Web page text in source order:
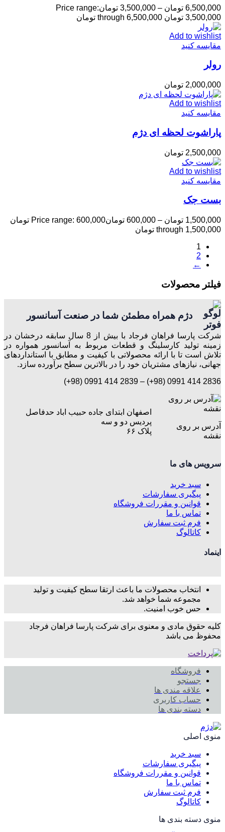
6,500,000 تومان –
3,500,000 تومانPrice range:
3,500,000 تومان through 6,500,000 تومان
Add to wishlist
مقایسه کنید
رولر
2,000,000 تومان
Add to wishlist
مقایسه کنید
پاراشوت لحظه ای دژم
2,500,000 تومان
Add to wishlist
مقایسه کنید
بست جک
1,500,000 تومان –
600,000 تومان
Price range: 600,000 تومان
through 1,500,000 تومان
1
2
←
فیلتر محصولات
دژم همراه مطمئن شما در صنعت آسانسور
شرکت پارسا فراهان فرجاد با بیش از 8 سال سابقه درخشان در
زمینه تولید کارسلینگ و قطعات مربوط به آسانسور همواره در
تلاش است تا با ارائه محصولاتی با کیفیت و مطابق با استانداردهای
جهانی، نیازهای مشتریان خود را در بالاترین سطح برآورده سازد.
– (+98) 0991 414 2836
(+98) 0991 414 2839
آدرس بر روی
نقشه
اصفهان ابتدای جاده حبیب اباد حدفاصل
پردیس دو و سه
پلاک ۶۶
سرویس های ما
سبد خرید
پیگیری سفارشات
قوانین و مقررات فروشگاه
تماس با ما
فرم ثبت سفارش
کاتالوگ
اینماد
انتخاب محصولات ما باعث ارتقا سطح کیفیت و تولید
مجموعه شما خواهد شد.
حس خوب امنیت.
کلیه حقوق مادی و معنوی برای شرکت پارسا فراهان فرجاد
محفوظ می باشد
فروشگاه
جستجو
علاقه مندی ها
حساب کاربری
دسته بندی ها
منوی اصلی
سبد خرید
پیگیری سفارشات
قوانین و مقررات فروشگاه
تماس با ما
فرم ثبت سفارش
کاتالوگ
منوی دسته بندی ها